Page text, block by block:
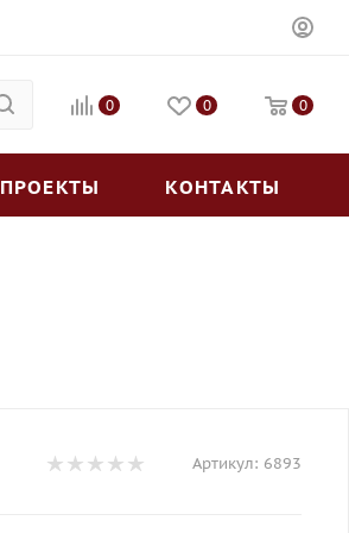
0 0 0
ПРОЕКТЫ КОНТАКТЫ
Артикул: 6893